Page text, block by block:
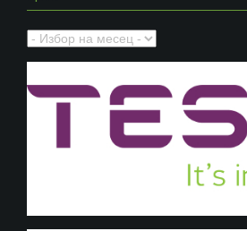
Архив